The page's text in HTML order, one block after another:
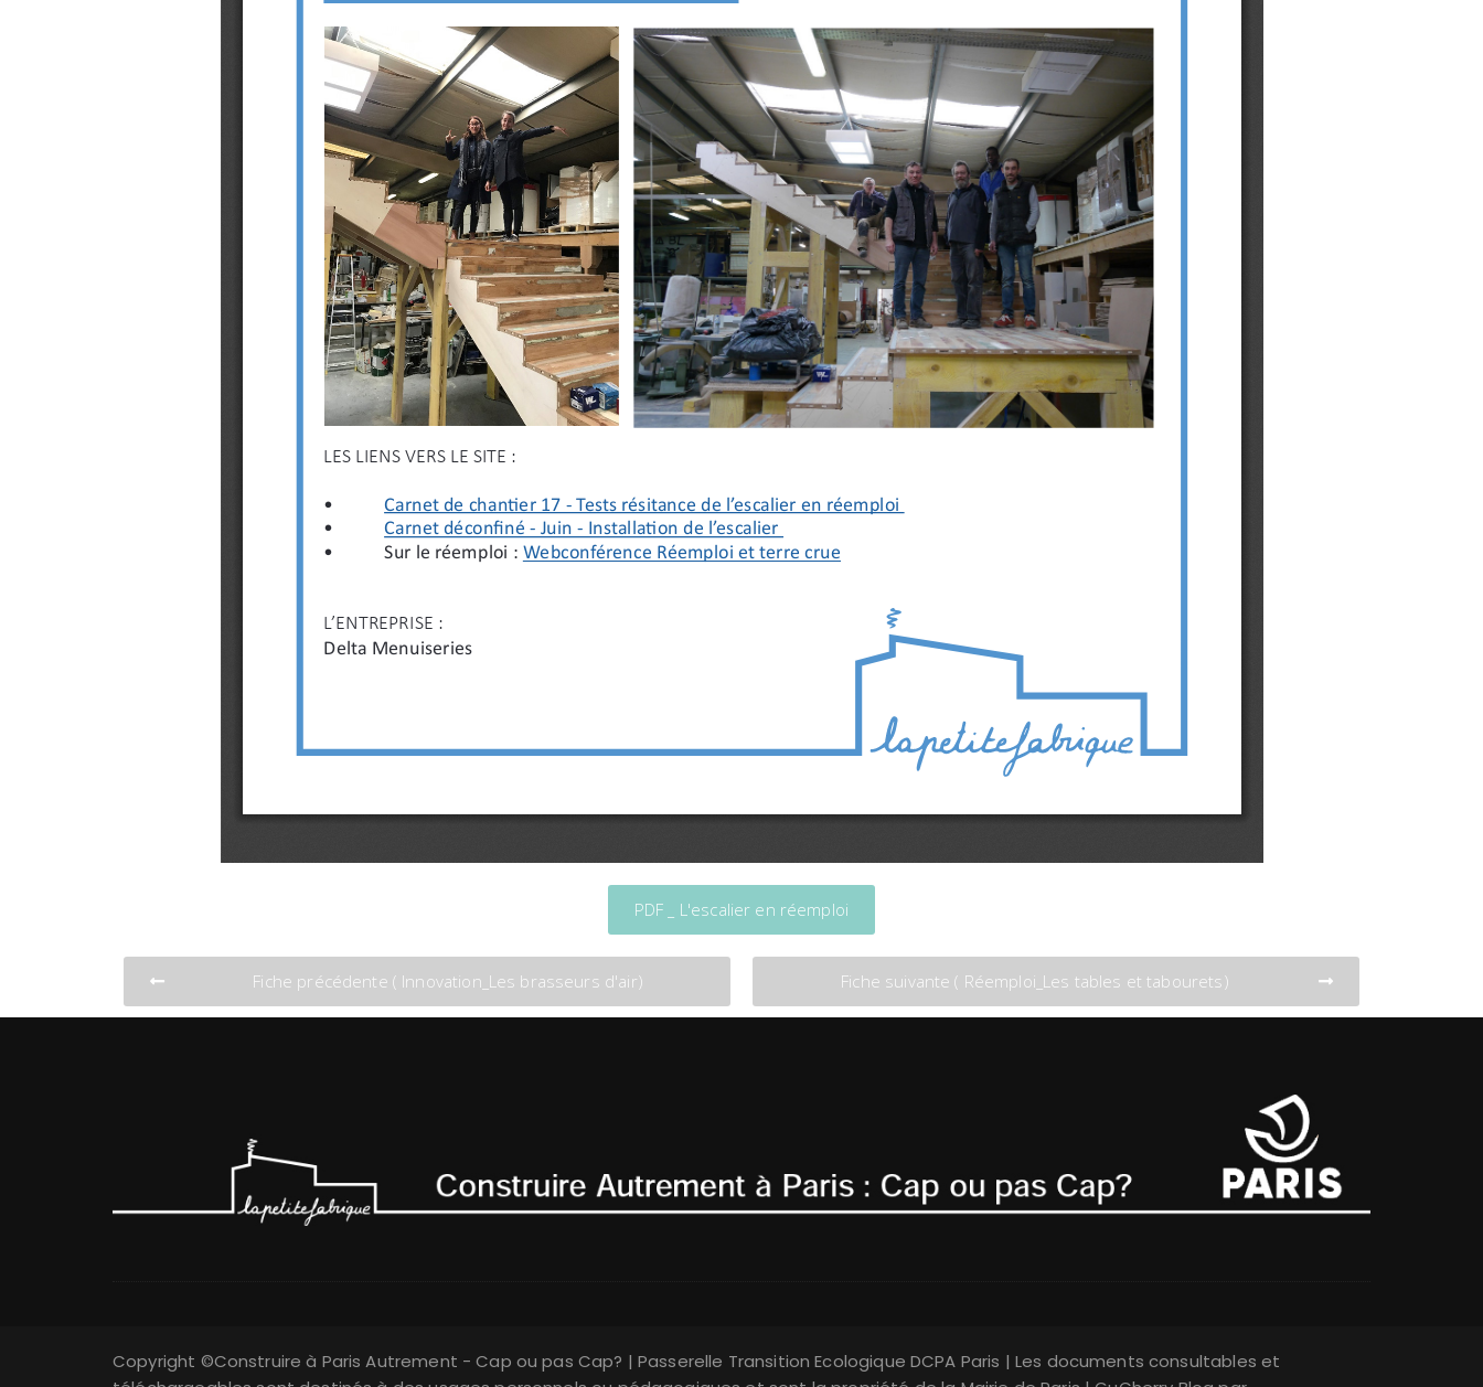
PDF _ L'escalier en réemploi
Fiche précédente ( Innovation_Les brasseurs d'air) Fiche suivante ( Réemploi_Les tables et tabourets)
Copyright ©Construire à Paris Autrement - Cap ou pas Cap? | Passerelle Transition Ecologique DCPA Paris | Les documents consultables et